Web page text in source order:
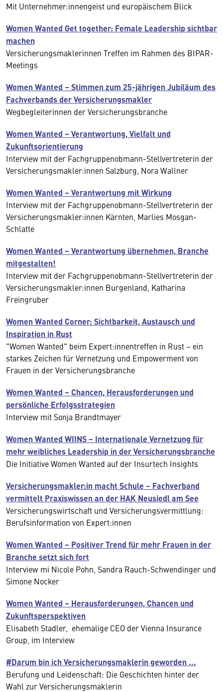
Mit Unternehmer:innengeist und europäischem Blick
Women Wanted Get together: Female Leadership sichtbar
machen
Versicherungsmaklerinnen Treffen im Rahmen des BIPAR-
Meetings
Women Wanted – Stimmen zum 25-jährigen Jubiläum des
Fachverbands der Versicherungsmakler
Wegbegleiterinnen der Versicherungsbranche
Women Wanted – Verantwortung, Vielfalt und
Zukunftsorientierung
Interview mit der Fachgruppenobmann-Stellvertreterin der
Versicherungsmakler:innen Salzburg, Nora Wallner
Women Wanted – Verantwortung mit Wirkung
Interview mit der Fachgruppenobmann-Stellvertreterin der
Versicherungsmakler:innen Kärnten, Marlies Mosgan-
Schlatte
Women Wanted – Verantwortung übernehmen, Branche
mitgestalten!
Interview mit der Fachgruppenobmann-Stellvertreterin der
Versicherungsmakler:innen Burgenland, Katharina
Freingruber
Women Wanted Corner: Sichtbarkeit, Austausch und
Inspiration in Rust
"Women Wanted" beim Expert:innentreffen in Rust – ein
starkes Zeichen für Vernetzung und Empowerment von
Frauen in der Versicherungsbranche
Women Wanted − Chancen, Herausforderungen und
persönliche Erfolgsstrategien
Interview mit Sonja Brandtmayer
Women Wanted WIINS − Internationale Vernetzung für
mehr weibliches Leadership in der Versicherungsbranche
Die Initiative Women Wanted auf der Insurtech Insights
Versicherungsmakler:in macht Schule – Fachverband
vermittelt Praxiswissen an der HAK Neusiedl am See
Versicherungswirtschaft und Versicherungsvermittlung:
Berufsinformation von Expert:innen
Women Wanted − Positiver Trend für mehr Frauen in der
Branche setzt sich fort
Interview mi Nicole Pohn, Sandra Rauch-Schwendinger und
Simone Nocker
Women Wanted – Heraus­forderungen, Chancen und
Zukunftsperspektiven
Elisabeth Stadler, ehemalige CEO der Vienna Insurance
Group, im Interview
#Darum bin ich Versicherungsmaklerin geworden ...
Berufung und Leidenschaft: Die Geschichten hinter der
Wahl zur Versicherungsmaklerin